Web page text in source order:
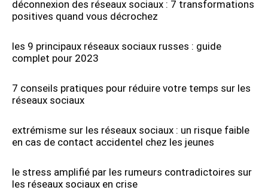
déconnexion des réseaux sociaux : 7 transformations
positives quand vous décrochez
les 9 principaux réseaux sociaux russes : guide
complet pour 2023
7 conseils pratiques pour réduire votre temps sur les
réseaux sociaux
extrémisme sur les réseaux sociaux : un risque faible
en cas de contact accidentel chez les jeunes
le stress amplifié par les rumeurs contradictoires sur
les réseaux sociaux en crise